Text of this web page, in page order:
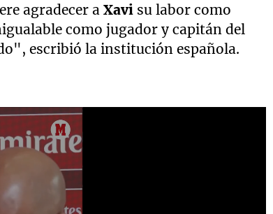
agradecer aXavi su labor como
como jugador y capitán del
escribió la institución española.